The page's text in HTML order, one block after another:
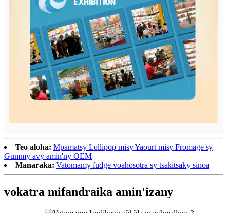
Teo aloha: Mpamatsy Lollipop misy Yaourt misy Fromage sy
Gummy avy amin'ny OEM
Manaraka: Vatomamy fudge voahosotra sy tsakitsaky sinoa
vokatra mifandraika amin'izany